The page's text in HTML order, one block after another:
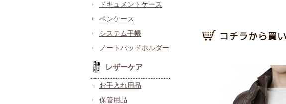
ドキュメントケース
ペンケース
システム手帳
ノートパッドホルダー
レザーケア
お手入れ用品
保管用品